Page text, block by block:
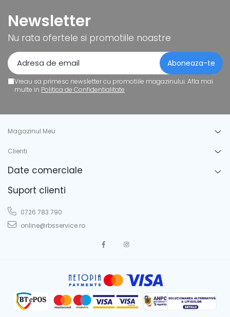
Folii Laminare
Ghilotine / Trimmere
Aparate de Îndosariat și Accesorii
Calculatoare de Birou
Newsletter
Nu rata ofertele si promotiile noastre
Vreau sa primesc newsletter cu promotiile magazinului. Afla mai
multe in Politica de Confidentialitate
Magazinul Meu
Clienti
Date comerciale
Suport clienti
0726 783 790
online@rbsservice.ro